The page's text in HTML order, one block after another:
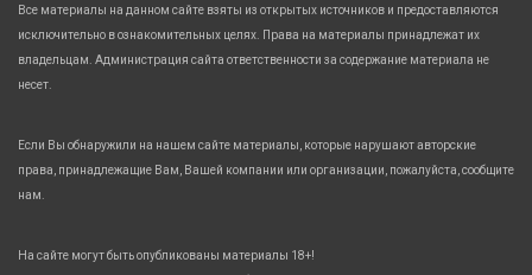
Все материалы на данном сайте взяты из открытых источников и предоставляются
исключительно в ознакомительных целях. Права на материалы принадлежат их
владельцам. Администрация сайта ответственности за содержание материала не
несет.
Если Вы обнаружили на нашем сайте материалы, которые нарушают авторские
права, принадлежащие Вам, Вашей компании или организации, пожалуйста, сообщите
нам.
На сайте могут быть опубликованы материалы 18+!